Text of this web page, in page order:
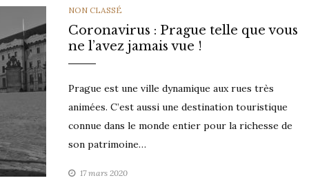
CATEGORIES
NON CLASSÉ
Coronavirus : Prague telle que vous
ne l’avez jamais vue !
Prague est une ville dynamique aux rues très
animées. C’est aussi une destination touristique
connue dans le monde entier pour la richesse de
son patrimoine…
17 mars 2020